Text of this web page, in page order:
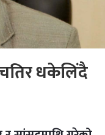
धकेलिंदै